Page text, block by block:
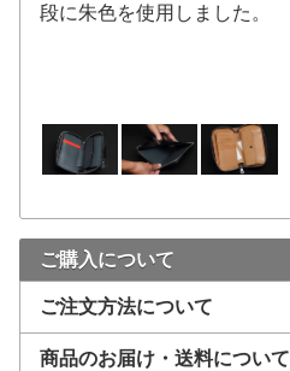
段に朱色を使用しました。
ご購入について
ご注文方法について
商品のお届け・送料について